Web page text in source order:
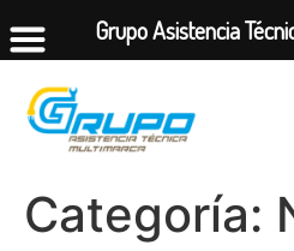
Categoría:
Grupo Asistencia